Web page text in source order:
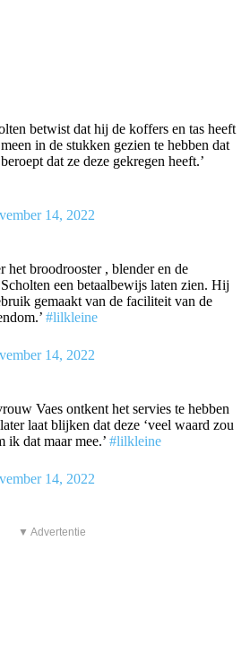
betwist dat hij de koffers en tas heeft
in de stukken gezien te hebben dat
dat ze deze gekregen heeft.’
14, 2022
het broodrooster , blender en de
een betaalbewijs laten zien. Hij
gemaakt van de faciliteit van de
#lilkleine
14, 2022
Vaes ontkent het servies te hebben
laat blijken dat deze ‘veel waard zou
ik dat maar mee.’ #lilkleine
14, 2022
▼ Advertentie